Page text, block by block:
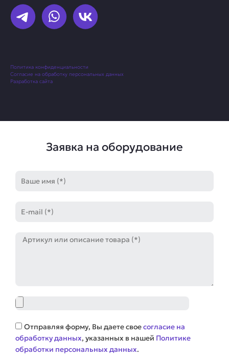
Политика конфиденциальности
Согласие на обработку персональных данных
Разработка сайта
Заявка на оборудование
mail
Артикул
Файл
Соглашение
Отправляя форму, Вы даете своесогласие на
обработку данных, указанных в нашей Политике
обработки персональных данных.